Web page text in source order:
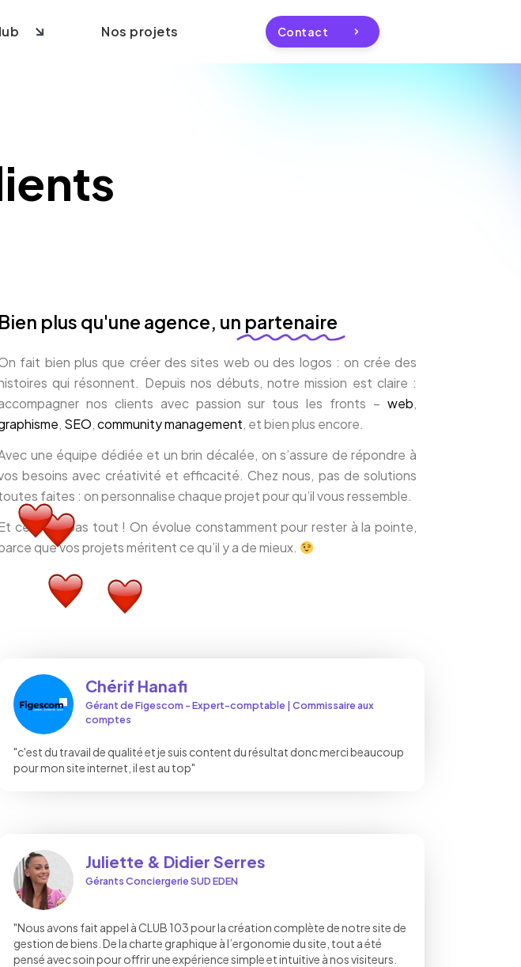
management
& Social Ads
Nos projets Contact
Bien plus qu'une agence, un partenaire
fait bien plus que créer des sites web ou des logos : on crée des
qui résonnent. Depuis nos débuts, notre mission est claire :
nos clients avec passion sur tous les fronts – web,
, SEO,community management, et bien plus encore.
une équipe dédiée et un brin décalée, on s’assure de répondre à
besoins avec créativité et efficacité. Chez nous, pas de solutions
faites : on personnalise chaque projet pour qu’il vous ressemble.
ce n’est pas tout ! On évolue constamment pour rester à la pointe,
que vos projets méritent ce qu’il y a de mieux.
Chérif Hanafi
Gérant de Figescom - Expert-comptable | Commissaire aux
comptes
"c'est du travail de qualité et je suis content du résultat donc merci beaucoup
pour mon site internet, il est au top"
Juliette & Didier Serres
Gérants Conciergerie SUD EDEN
"Nous avons fait appel à CLUB 103 pour la création complète de notre site de
gestion de biens. De la charte graphique à l’ergonomie du site, tout a été
pensé avec soin pour offrir une expérience simple et intuitive à nos visiteurs.